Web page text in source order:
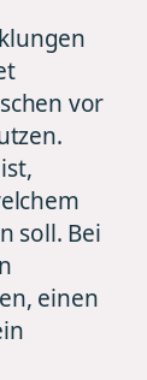
vor
soll. Bei
einen